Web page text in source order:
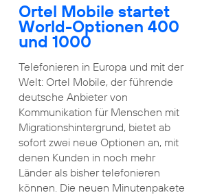
Ortel Mobile startet
World-Optionen 400
und 1000
Telefonieren in Europa und mit der
Welt: Ortel Mobile, der führende
deutsche Anbieter von
Kommunikation für Menschen mit
Migrationshintergrund, bietet ab
sofort zwei neue Optionen an, mit
denen Kunden in noch mehr
Länder als bisher telefonieren
können. Die neuen Minutenpakete